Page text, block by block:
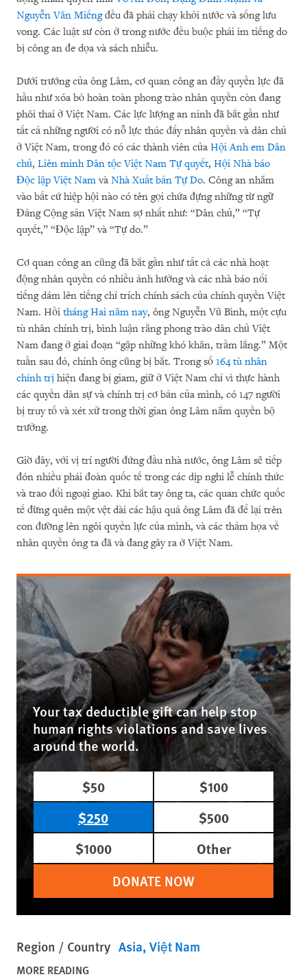
Nguyễn Văn Miếngđều đã phải chạy khỏi nước và sống lưu
vong. Các luật sư còn ở trong nước đều buộc phải im tiếng do
bị công an đe dọa và sách nhiễu.
Dưới trướng của ông Lâm, cơ quan công an đầy quyền lực đã
hầu như xóa bỏ hoàn toàn phong trào nhân quyền còn đang
phôi thai ở Việt Nam. Các lực lượng an ninh đã bắt gần như
tất cả những người có nỗ lực thúc đẩy nhân quyền và dân chủ
ở Việt Nam, trong đó có các thành viên của Hội Anh em Dân
chủ, Liên minh Dân tộc Việt Nam Tự quyết, Hội Nhà báo
Độc lập Việt Namvà Nhà Xuất bản Tự Do. Công an nhắm
vào bất cứ hiệp hội nào có tên gọi chứa đựng những từ ngữ
Đảng Cộng sản Việt Nam sợ nhất như: “Dân chủ,” “Tự
quyết,” “Độc lập” và “Tự do.”
Cơ quan công an cũng đã bắt gần như tất cả các nhà hoạt
động nhân quyền có nhiều ảnh hưởng và các nhà báo nổi
tiếng dám lên tiếng chỉ trích chính sách của chính quyền Việt
Nam. Hồi tháng Hai năm nay, ông Nguyễn Vũ Bình, một cựu
tù nhân chính trị, bình luận rằng phong trào dân chủ Việt
Nam đang ở giai đoạn “gặp những khó khăn, trầm lắng.” Một
tuần sau đó, chính ông cũng bị bắt. Trong số 164 tù nhân
chính trị hiện đang bị giam, giữ ở Việt Nam chỉ vì thực hành
các quyền dân sự và chính trị cơ bản của mình, có 147 người
bị truy tố và xét xử trong thời gian ông Lâm nắm quyền bộ
trưởng.
Giờ đây, với vị trí người đứng đầu nhà nước, ông Lâm sẽ tiếp
đón nhiều phái đoàn quốc tế trong các dịp nghi lễ chính thức
và trao đổi ngoại giao. Khi bắt tay ông ta, các quan chức quốc
tế đừng quên một vệt dài các hậu quả ông Lâm đã để lại trên
con đường lên ngôi quyền lực của mình, và các thảm họa về
nhân quyền ông ta đã và đang gây ra ở Việt Nam.
Your tax deductible gift can help stop
human rights violations and save lives
around the world.
$50
$100
$250
$500
$1000
Other
DONATE NOW
Region / Country Asia Việt Nam
MORE READING